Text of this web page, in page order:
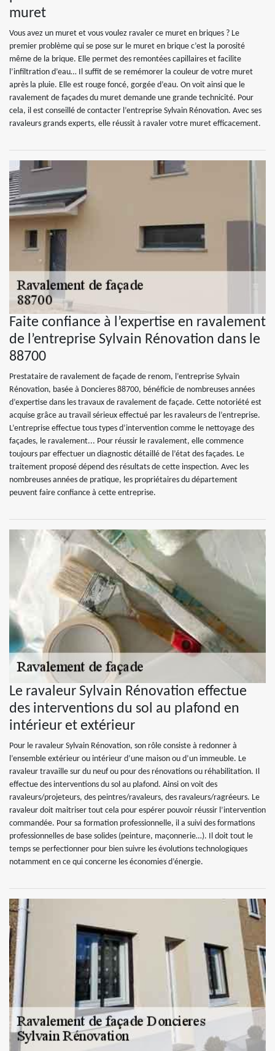
muret
Vous avez un muret et vous voulez ravaler ce muret en briques ? Le
premier problème qui se pose sur le muret en brique c’est la porosité
même de la brique. Elle permet des remontées capillaires et facilite
l’infiltration d’eau… Il suffit de se remémorer la couleur de votre muret
après la pluie. Elle est rouge foncé, gorgée d’eau. On voit ainsi que le
ravalement de façades du muret demande une grande technicité. Pour
cela, il est conseillé de contacter l’entreprise Sylvain Rénovation. Avec ses
ravaleurs grands experts, elle réussit à ravaler votre muret efficacement.
Faite confiance à l’expertise en ravalement
de l’entreprise Sylvain Rénovation dans le
88700
Prestataire de ravalement de façade de renom, l’entreprise Sylvain
Rénovation, basée à Doncieres 88700, bénéficie de nombreuses années
d’expertise dans les travaux de ravalement de façade. Cette notoriété est
acquise grâce au travail sérieux effectué par les ravaleurs de l’entreprise.
L’entreprise effectue tous types d’intervention comme le nettoyage des
façades, le ravalement... Pour réussir le ravalement, elle commence
toujours par effectuer un diagnostic détaillé de l’état des façades. Le
traitement proposé dépend des résultats de cette inspection. Avec les
nombreuses années de pratique, les propriétaires du département
peuvent faire confiance à cette entreprise.
Le ravaleur Sylvain Rénovation effectue
des interventions du sol au plafond en
intérieur et extérieur
Pour le ravaleur Sylvain Rénovation, son rôle consiste à redonner à
l’ensemble extérieur ou intérieur d’une maison ou d’un immeuble. Le
ravaleur travaille sur du neuf ou pour des rénovations ou réhabilitation. Il
effectue des interventions du sol au plafond. Ainsi on voit des
ravaleurs/projeteurs, des peintres/ravaleurs, des ravaleurs/ragréeurs. Le
ravaleur doit maitriser tout cela pour espérer pouvoir réussir l’intervention
commandée. Pour sa formation professionnelle, il a suivi des formations
professionnelles de base solides (peinture, maçonnerie…). Il doit tout le
temps se perfectionner pour bien suivre les évolutions technologiques
notamment en ce qui concerne les économies d’énergie.